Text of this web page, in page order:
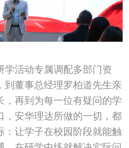
学活动专属调配多部门资
到董事总经理罗柏道先生亲
，再到为每一位有疑问的学
，安华理达所做的一切，都
：让学子在校园阶段就能触